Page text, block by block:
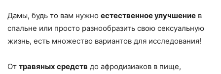
Дамы, будь то вам нужно естественное улучшение в
спальне или просто разнообразить свою сексуальную
жизнь, есть множество вариантов для исследования!
От травяных средств до афродизиаков в пище,